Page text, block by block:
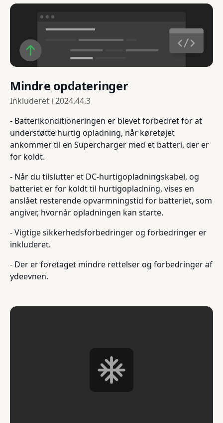
Mindre opdateringer
Inkluderet i 2024.44.3
- Batterikonditioneringen er blevet forbedret for at
understøtte hurtig opladning, når køretøjet
ankommer til en Supercharger med et batteri, der er
for koldt.
- Når du tilslutter et DC-hurtigopladningskabel, og
batteriet er for koldt til hurtigopladning, vises en
anslået resterende opvarmningstid for batteriet, som
angiver, hvornår opladningen kan starte.
- Vigtige sikkerhedsforbedringer og forbedringer er
inkluderet.
- Der er foretaget mindre rettelser og forbedringer af
ydeevnen.